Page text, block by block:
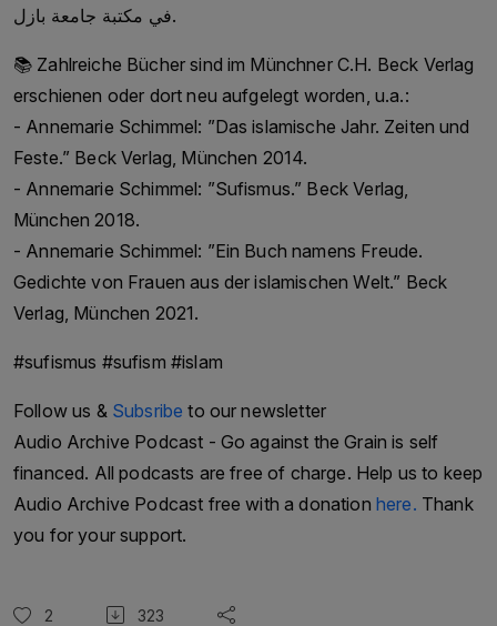
في مكتبة جامعة بازل.
📚 Zahlreiche Bücher sind im Münchner C.H. Beck Verlag
erschienen oder dort neu aufgelegt worden, u.a.:
- Annemarie Schimmel: ”Das islamische Jahr. Zeiten und
Feste.” Beck Verlag, München 2014.
- Annemarie Schimmel: ”Sufismus.” Beck Verlag,
München 2018.
- Annemarie Schimmel: ”Ein Buch namens Freude.
Gedichte von Frauen aus der islamischen Welt.” Beck
Verlag, München 2021.
#sufismus #sufism #islam
Follow us & Subsribe to our newsletter
Audio Archive Podcast - Go against the Grain is self
financed. All podcasts are free of charge. Help us to keep
Audio Archive Podcast free with a donation here. Thank
you for your support.
2 323